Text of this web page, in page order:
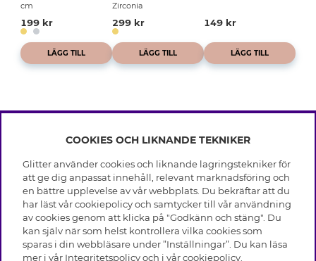
cm
199 kr
LÄGG TILL
Zirconia
299 kr
LÄGG TILL
149 kr
LÄGG TILL
INFO
Leverans
Villkor
Integritetspolicy
Cookies
Medlemsvillkor
Jobba hos Glitter
OM GLITTER
Black Friday
Våra butiker
Varumärken
Företagshistoria
HJÄLP
Vanliga frågor
COOKIES OCH LIKNANDE TEKNIKER
Glitter använder cookies och liknande lagringstekniker för
att ge dig anpassat innehåll, relevant marknadsföring och
en bättre upplevelse av vår webbplats. Du bekräftar att du
har läst vår cookiepolicy och samtycker till vår användning
av cookies genom att klicka på "Godkänn och stäng". Du
kan själv när som helst kontrollera vilka cookies som
sparas i din webbläsare under ”Inställningar”. Du kan läsa
mer i vår Integritetspolicyoch i vårcookiepolicy